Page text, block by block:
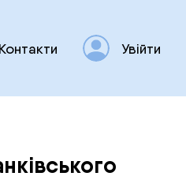
Контакти Увійти